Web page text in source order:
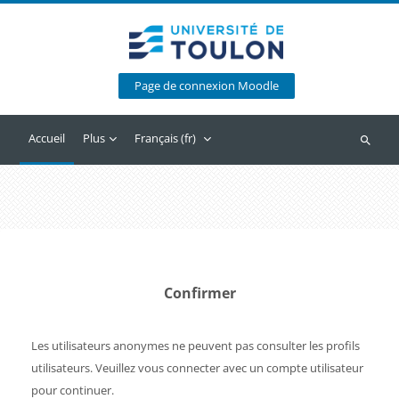
Page de connexion Moodle
Accueil Plus Français ‎(fr)‎
Confirmer
Les utilisateurs anonymes ne peuvent pas consulter les profils
utilisateurs. Veuillez vous connecter avec un compte utilisateur
pour continuer.